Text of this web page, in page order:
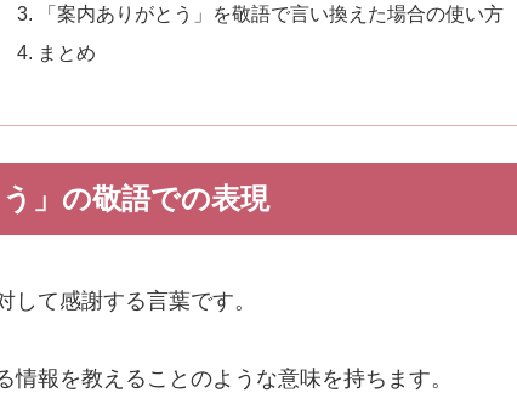
「案内ありがとう」を敬語で言い換えた場合の使い方
まとめ
う」の敬語での表現
して感謝する言葉です。
情報を教えることのような意味を持ちます。